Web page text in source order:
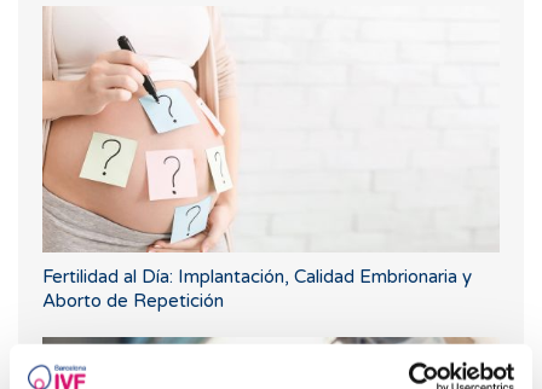
Fertilidad al Día: Implantación, Calidad Embrionaria y
Aborto de Repetición